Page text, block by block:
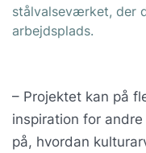
stålvalseværket, der
arbejdsplads.
– Projektet kan på
inspiration for
på, hvordan